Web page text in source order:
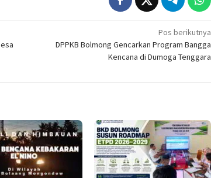
Pos berikutnya
DPPKB Bolmong Gencarkan Program Bangga
Kencana di Dumoga Tenggara